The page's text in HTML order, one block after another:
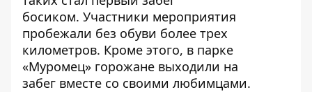
босиком. Участники мероприятия
пробежали без обуви более трех
километров. Кроме этого, в парке
«Муромец» горожане выходили на
забег вместе со своими любимцами.